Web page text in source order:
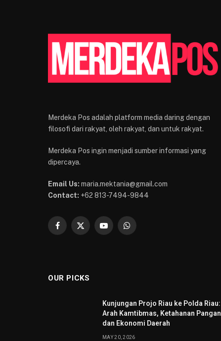
Merdeka Pos adalah platform media daring dengan
filosofi dari rakyat, oleh rakyat, dan untuk rakyat.
Merdeka Pos ingin menjadi sumber informasi yang
dipercaya.
Email Us: maria.mektania@gmail.com
Contact: +62 813-7494-9844
Facebook
X
YouTubeWhatsApp
OUR PICKS
Kunjungan Projo Riau ke Polda Riau:
Arah Kamtibmas, Ketahanan Pangan
dan Ekonomi Daerah
MAY 20, 2026